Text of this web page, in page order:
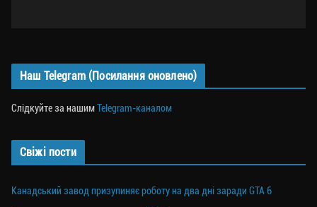
Наш Telegram (Посилання оновлено)
Слідкуйте за нашимTelegram-каналом
Свіжі пости
Канадський завод призупиняє роботу на два дні заради GTA 6